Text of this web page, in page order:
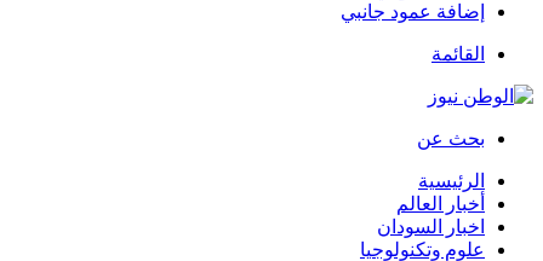
إضافة عمود جانبي
القائمة
بحث عن
الرئيسية
أخبار العالم
اخبار السودان
علوم وتكنولوجيا